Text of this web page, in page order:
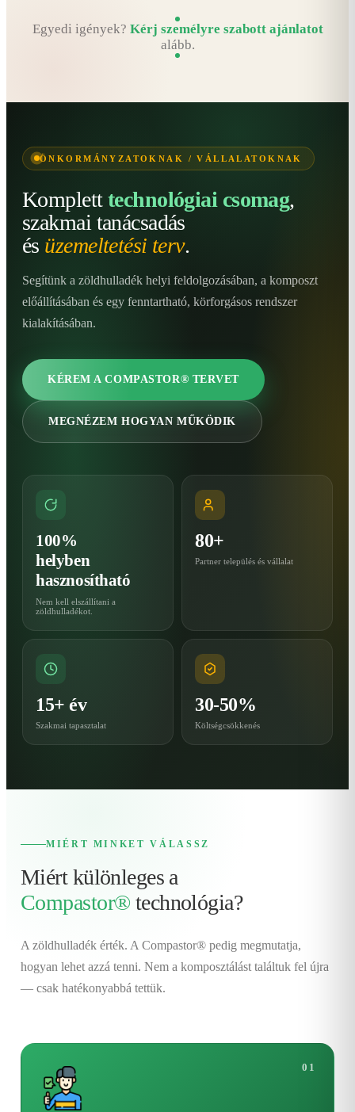
Egyedi igények? Kérj személyre szabott ajánlatot
alább.
ÖNKORMÁNYZATOKNAK / VÁLLALATOKNAK
Kompletttechnológiai csomag,
szakmai tanácsadás
és üzemeltetési terv.
Segítünk a zöldhulladék helyi feldolgozásában, a komposzt
előállításában és egy fenntartható, körforgásos rendszer
kialakításában.
KÉREM A COMPASTOR® TERVET
MEGNÉZEM HOGYAN MŰKÖDIK
100%
helyben
hasznosítható
Nem kell elszállítani a
zöldhulladékot.
80+
Partner település és vállalat
15+ év
Szakmai tapasztalat
30-50%
Költségcsökkenés
MIÉRT MINKET VÁLASSZ
Miért különleges a
Compastor® technológia?
A zöldhulladék érték. A Compastor® pedig megmutatja,
hogyan lehet azzá tenni. Nem a komposztálást találtuk fel újra
— csak hatékonyabbá tettük.
01